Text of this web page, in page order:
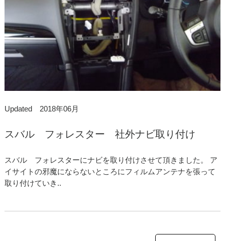
Updated 2018年06月
スバル フォレスター 社外ナビ取り付け
スバル フォレスターにナビを取り付けさせて頂きました。 ア
イサイトの邪魔にならないところにフィルムアンテナを張って
取り付けていき..